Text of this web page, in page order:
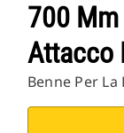
700
Attacco
Benne Per